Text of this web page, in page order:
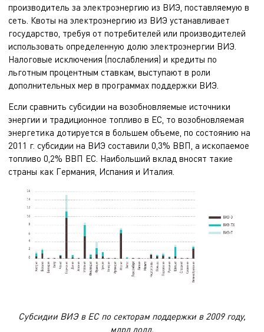
производитель за электроэнергию из ВИЭ, поставляемую в
сеть. Квоты на электроэнергию из ВИЭ устанавливает
государство, требуя от потребителей или производителей
использовать определенную долю электроэнергии ВИЭ.
Налоговые исключения (послабления) и кредиты по
льготным процентным ставкам, выступают в роли
дополнительных мер в программах поддержки ВИЭ.
Если сравнить субсидии на возобновляемые источники
энергии и традиционное топливо в ЕС, то возобновляемая
энергетика дотируется в большем объеме, по состоянию на
2011 г. субсидии на ВИЭ составили 0,3% ВВП, а ископаемое
топливо 0,2% ВВП ЕС. Наибольший вклад вносят такие
страны как Германия, Испания и Италия.
Субсидии ВИЭ в ЕС по секторам поддержки в 2009 году,
млрд долл.